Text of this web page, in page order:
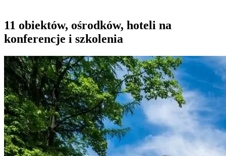
11 obiektów, ośrodków, hoteli na
konferencje i szkolenia